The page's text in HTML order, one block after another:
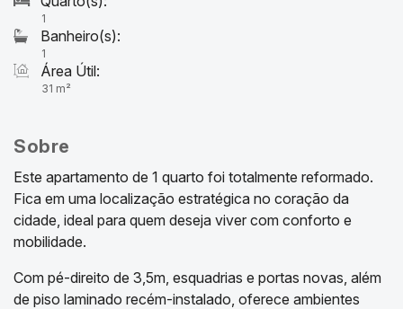
1
1
Área Útil:
31 m²
Sobre
Este apartamento de 1 quarto foi totalmente reformado.
Fica em uma localização estratégica no coração da
cidade, ideal para quem deseja viver com conforto e
mobilidade.
Com pé-direito de 3,5m, esquadrias e portas novas, além
de piso laminado recém-instalado, oferece ambientes